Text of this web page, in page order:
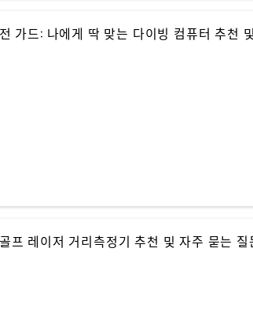
가드: 나에게 딱 맞는 다이빙 컴퓨터 추천
프 레이저 거리측정기 추천 및 자주 묻는